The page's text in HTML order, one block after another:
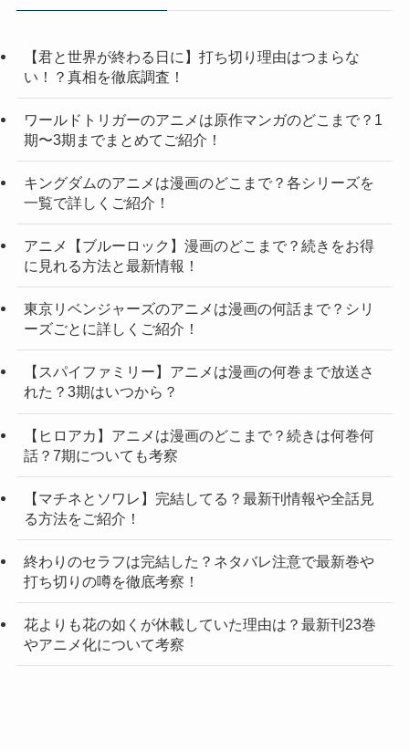
【君と世界が終わる日に】打ち切り理由はつまらな
い！？真相を徹底調査！
ワールドトリガーのアニメは原作マンガのどこまで？1
期〜3期までまとめてご紹介！
キングダムのアニメは漫画のどこまで？各シリーズを
一覧で詳しくご紹介！
アニメ【ブルーロック】漫画のどこまで？続きをお得
に見れる方法と最新情報！
東京リベンジャーズのアニメは漫画の何話まで？シリ
ーズごとに詳しくご紹介！
【スパイファミリー】アニメは漫画の何巻まで放送さ
れた？3期はいつから？
【ヒロアカ】アニメは漫画のどこまで？続きは何巻何
話？7期についても考察
【マチネとソワレ】完結してる？最新刊情報や全話見
る方法をご紹介！
終わりのセラフは完結した？ネタバレ注意で最新巻や
打ち切りの噂を徹底考察！
花よりも花の如くが休載していた理由は？最新刊23巻
やアニメ化について考察